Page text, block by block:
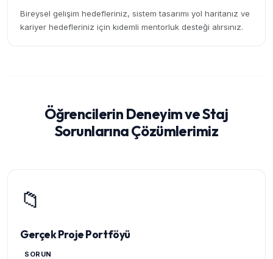
Bireysel gelişim hedefleriniz, sistem tasarımı yol haritanız ve
kariyer hedefleriniz için kıdemli mentorluk desteği alırsınız.
Öğrencilerin Deneyim ve Staj
Sorunlarına Çözümlerimiz
📁
Gerçek Proje Portföyü
SORUN